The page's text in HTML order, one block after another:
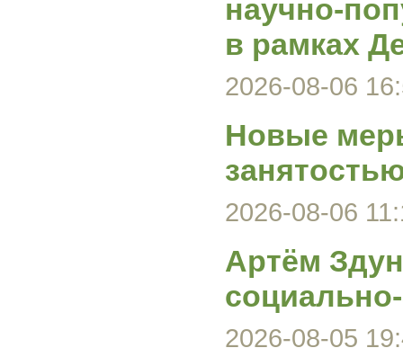
научно-
в рамках
2026-08-06
Новые
2026-08-06
Артём
2026-08-05